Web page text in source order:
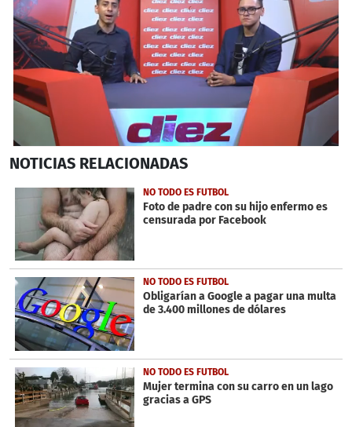
seconds
8
minutes,
seconds
NOTICIAS RELACIONADAS
NO TODO ES FUTBOL
Foto de padre con su hijo enfermo es
censurada por Facebook
NO TODO ES FUTBOL
Obligarían a Google a pagar una multa
de 3.400 millones de dólares
NO TODO ES FUTBOL
Mujer termina con su carro en un lago
gracias a GPS